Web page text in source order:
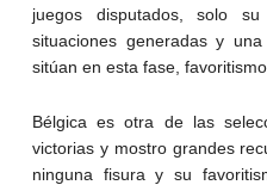
juegos disputados, solo
situaciones generadas y
sitúan en esta fase,
Bélgica es otra de las
victorias y mostro grandes
ninguna fisura y su